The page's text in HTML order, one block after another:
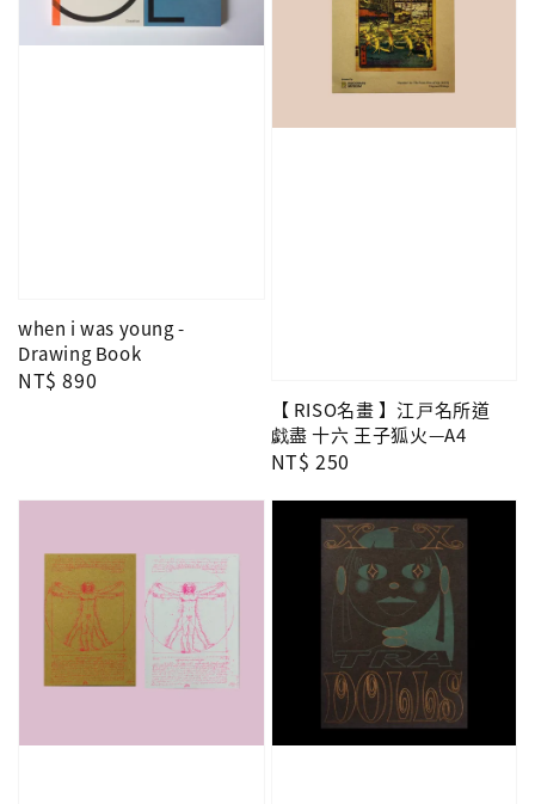
when i was young -
Drawing Book
Regular
NT$ 890
【 RISO名畫 】江戸名所道
戯盡 十六 王子狐火—A4
Regular
NT$ 250